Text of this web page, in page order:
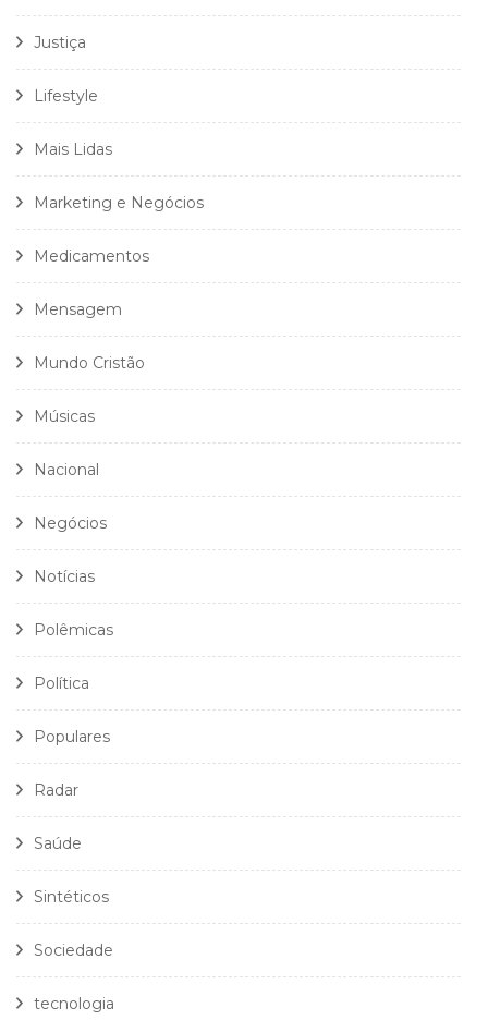
Justiça
Lifestyle
Mais Lidas
Marketing e Negócios
Medicamentos
Mensagem
Mundo Cristão
Músicas
Nacional
Negócios
Notícias
Polêmicas
Política
Populares
Radar
Saúde
Sintéticos
Sociedade
tecnologia